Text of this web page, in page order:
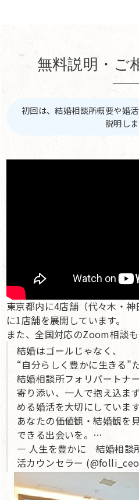
無料説明・ご
初回は、結婚相談所概要や婚
説明しま
東京都内に4店舗（代々木・
に1店舗を展開しています。
また、全国対応のZoom相談も
結婚はゴールじゃなく、
“自分らしく豊かに生きる”
結婚相談所フォリパートナ
寄り添い、一人で抱え込ま
める婚活を大切にしています
あなたの価値観・結婚観を
できる出会いを。…
— 人生を豊かに 結婚相談
活カウンセラー